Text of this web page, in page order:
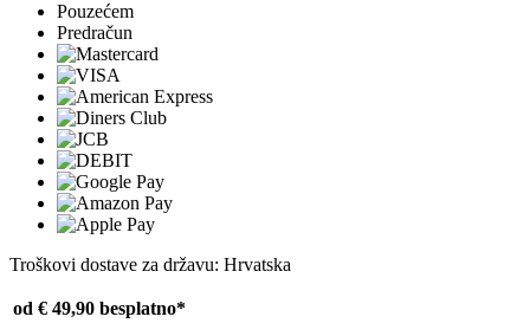
Pouzećem
Predračun
Troškovi dostave za državu: Hrvatska
od € 49,90 besplatno*